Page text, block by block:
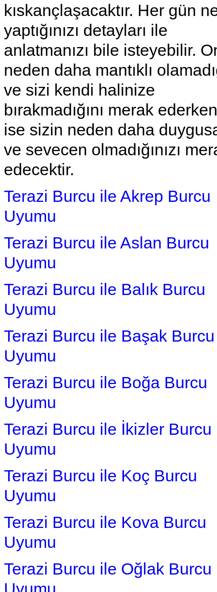
kıskançlaşacaktır. Her gün
yaptığınızı detayları ile
anlatmanızı bile isteyebilir.
neden daha mantıklı
ve sizi kendi halinize
bırakmadığını merak
ise sizin neden daha
ve sevecen olmadığınızı
edecektir.
Terazi Burcu ile Akrep Burcu
Uyumu
Terazi Burcu ile Aslan Burcu
Uyumu
Terazi Burcu ile Balık Burcu
Uyumu
Terazi Burcu ile Başak Burcu
Uyumu
Terazi Burcu ile Boğa Burcu
Uyumu
Terazi Burcu ile İkizler Burcu
Uyumu
Terazi Burcu ile Koç Burcu
Uyumu
Terazi Burcu ile Kova Burcu
Uyumu
Terazi Burcu ile Oğlak Burcu